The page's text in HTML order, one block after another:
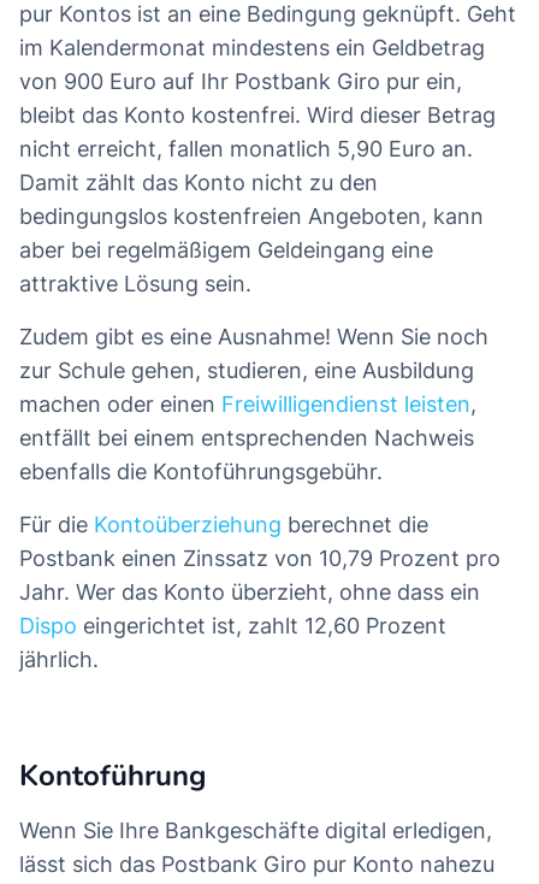
pur Kontos ist an eine Bedingung geknüpft. Geht
im Kalendermonat mindestens ein Geldbetrag
von 900 Euro auf Ihr Postbank Giro pur ein,
bleibt das Konto kostenfrei. Wird dieser Betrag
nicht erreicht, fallen monatlich 5,90 Euro an.
Damit zählt das Konto nicht zu den
bedingungslos kostenfreien Angeboten, kann
aber bei regelmäßigem Geldeingang eine
attraktive Lösung sein.
Zudem gibt es eine Ausnahme! Wenn Sie noch
zur Schule gehen, studieren, eine Ausbildung
machen oder einen Freiwilligendienst leisten,
entfällt bei einem entsprechenden Nachweis
ebenfalls die Kontoführungsgebühr.
Für die Kontoüberziehung berechnet die
Postbank einen Zinssatz von 10,79 Prozent pro
Jahr. Wer das Konto überzieht, ohne dass ein
Dispo eingerichtet ist, zahlt 12,60 Prozent
jährlich.
Kontoführung
Wenn Sie Ihre Bankgeschäfte digital erledigen,
lässt sich das Postbank Giro pur Konto nahezu